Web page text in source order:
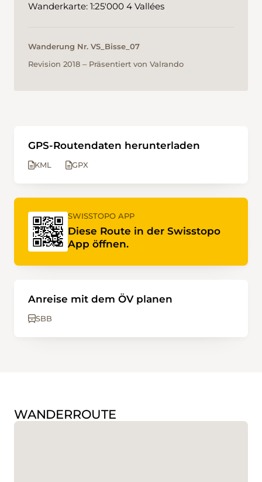
Wanderkarte: 1:25'000 4 Vallées
Wanderung Nr. VS_Bisse_07
Revision 2018 ‒ Präsentiert von Valrando
GPS-Routendaten herunterladen
KML GPX
SWISSTOPO APP
Diese Route in der Swisstopo
App öffnen.
Anreise mit dem ÖV planen
SBB
WANDERROUTE